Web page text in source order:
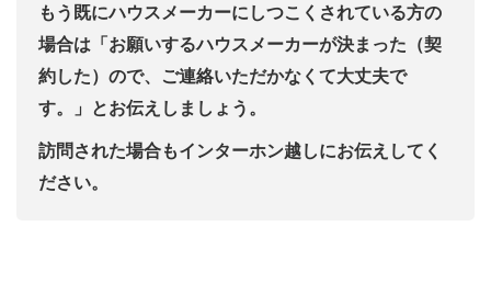
もう既にハウスメーカーにしつこくされている方の
場合は「お願いするハウスメーカーが決まった（契
約した）ので、ご連絡いただかなくて大丈夫で
す。」とお伝えしましょう。
訪問された場合もインターホン越しにお伝えしてく
ださい。